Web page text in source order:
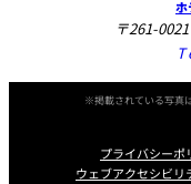
ホ
〒261-
※掲載されている写真
プライバシーポ
ウェブアクセシビリ